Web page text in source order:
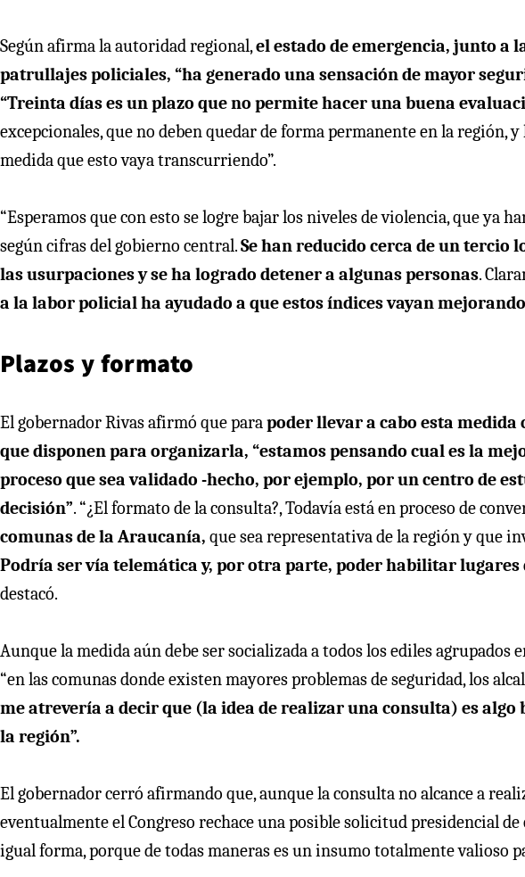
Según afirma la autoridad regional,el estado de emergencia, junto a
patrullajes policiales, “ha generado una sensación de mayor
“Treinta días es un plazo que no permite hacer una buena
excepcionales, que no deben quedar de forma permanente en la región,
medida que esto vaya transcurriendo”.
“Esperamos que con esto se logre bajar los niveles de violencia, que ya
según cifras del gobierno central.Se han reducido cerca de un tercio
las usurpaciones y se ha logrado detener a algunas personas.
a la labor policial ha ayudado a que estos índices vayan
Plazos y formato
El gobernador Rivas afirmó que parapoder llevar a cabo esta medida
que disponen para organizarla, “estamos pensando cual es la
proceso que sea validado -hecho, por ejemplo, por un centro de
decisión”. “¿El formato de la consulta?, Todavía está en proceso de
comunas de la Araucanía, que sea representativa de la región y que
Podría ser vía telemática y, por otra parte, poder habilitar lugares
destacó.
Aunque la medida aún debe ser socializada a todos los ediles
“en las comunas donde existen mayores problemas de seguridad, los
me atrevería a decir que (la idea de realizar una consulta) es algo
la región”.
El gobernador cerró afirmando que, aunque la consulta no alcance a
eventualmente el Congreso rechace una posible solicitud presidencial de
igual forma, porque de todas maneras es un insumo totalmente valioso